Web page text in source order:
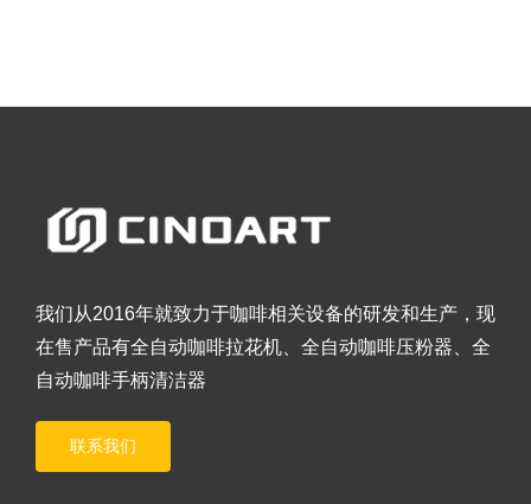
我们从2016年就致力于咖啡相关设备的研发和生产，现
在售产品有全自动咖啡拉花机、全自动咖啡压粉器、全
自动咖啡手柄清洁器
联系我们